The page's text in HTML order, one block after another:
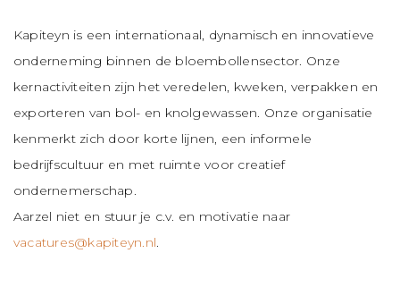
Kapiteyn is een internationaal, dynamisch en innovatieve
onderneming binnen de bloembollensector. Onze
kernactiviteiten zijn het veredelen, kweken, verpakken en
exporteren van bol- en knolgewassen. Onze organisatie
kenmerkt zich door korte lijnen, een informele
bedrijfscultuur en met ruimte voor creatief
ondernemerschap.
Aarzel niet en stuur je c.v. en motivatie naar
vacatures@kapiteyn.nl.